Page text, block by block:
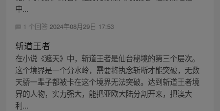
中...
1 个回答 2024年08月29日 17:53
斩道王者
在小说《遮天》中，斩道王者是仙台秘境的第三个层次。
这个境界是一个分水岭，需要将执念斩断才能突破，无数
天骄一辈子都被卡在这个境界无法突破。达到斩道王者境
界的人物，实力强大，能把亚欧大陆分割开来，把澳大
利...